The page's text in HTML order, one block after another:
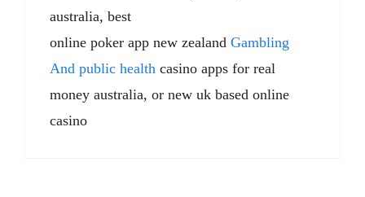
australia, best
online poker app new zealand Gambling
And public health casino apps for real
money australia, or new uk based online
casino